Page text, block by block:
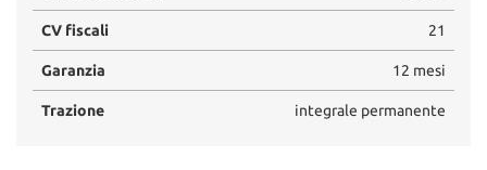
CV fiscali 21
Garanzia 12 mesi
Trazione integrale permanente